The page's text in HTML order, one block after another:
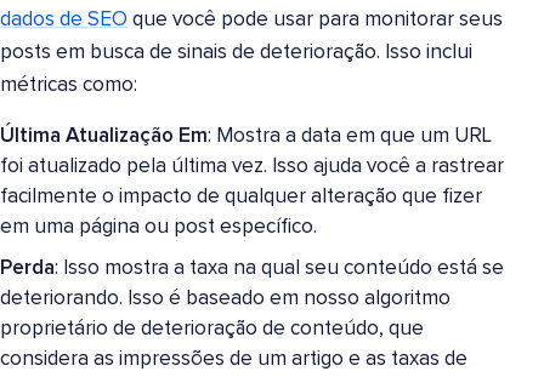
dados de SEO que você pode usar para monitorar seus
posts em busca de sinais de deterioração. Isso inclui
métricas como:
Última Atualização Em: Mostra a data em que um URL
foi atualizado pela última vez. Isso ajuda você a rastrear
facilmente o impacto de qualquer alteração que fizer
em uma página ou post específico.
Perda: Isso mostra a taxa na qual seu conteúdo está se
deteriorando. Isso é baseado em nosso algoritmo
proprietário de deterioração de conteúdo, que
considera as impressões de um artigo e as taxas de